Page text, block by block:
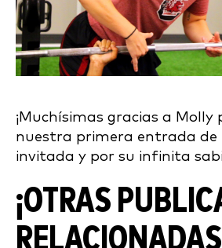
¡Muchísimas gracias a Molly
nuestra primera entrada de
invitada y por su infinita
¡OTRAS